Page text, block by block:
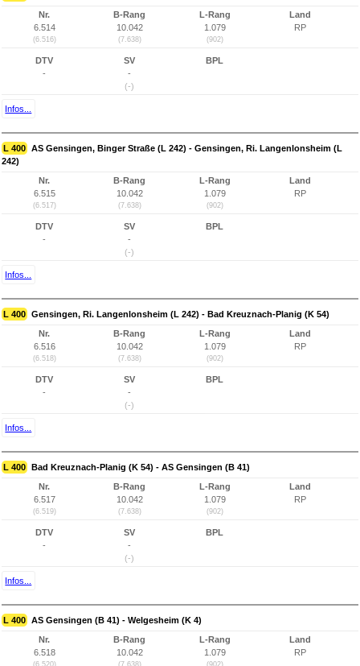
Nr.
6.514
(6.516)
B-Rang
10.042
(7.638)
L-Rang
1.079
(902)
Land
RP
DTV
-
SV
-
(-)
BPL
Infos...
L 400 AS Gensingen, Binger Straße (L 242) - Gensingen, Ri. Langenlonsheim (L
242)
Nr.
6.515
(6.517)
B-Rang
10.042
(7.638)
L-Rang
1.079
(902)
Land
RP
DTV
-
SV
-
(-)
BPL
Infos...
L 400 Gensingen, Ri. Langenlonsheim (L 242) - Bad Kreuznach-Planig (K 54)
Nr.
6.516
(6.518)
B-Rang
10.042
(7.638)
L-Rang
1.079
(902)
Land
RP
DTV
-
SV
-
(-)
BPL
Infos...
L 400 Bad Kreuznach-Planig (K 54) - AS Gensingen (B 41)
Nr.
6.517
(6.519)
B-Rang
10.042
(7.638)
L-Rang
1.079
(902)
Land
RP
DTV
-
SV
-
(-)
BPL
Infos...
L 400 AS Gensingen (B 41) - Welgesheim (K 4)
Nr.
6.518
B-Rang
10.042
L-Rang
1.079
Land
RP